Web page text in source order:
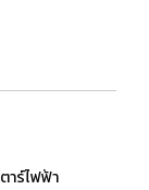
าร์ไฟฟ้า